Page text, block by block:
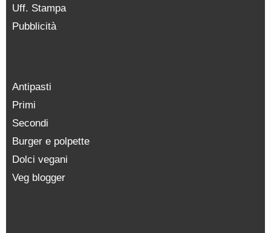
Uff. Stampa
Pubblicità
Antipasti
Primi
Secondi
Burger e polpette
Dolci vegani
Veg blogger